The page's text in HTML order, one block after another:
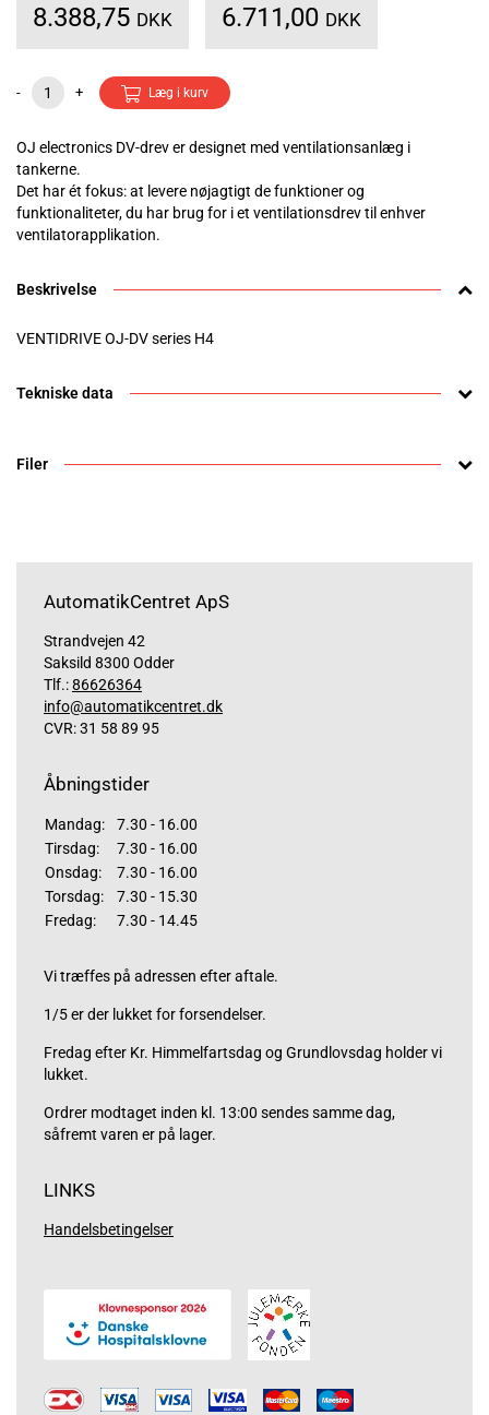
8.388,75 DKK 6.711,00 DKK
- + Læg i kurv
OJ electronics DV-drev er designet med ventilationsanlæg i
tankerne.
Det har ét fokus: at levere nøjagtigt de funktioner og
funktionaliteter, du har brug for i et ventilationsdrev til enhver
ventilatorapplikation.
Beskrivelse
VENTIDRIVE OJ-DV series H4
Tekniske data
Filer
AutomatikCentret ApS
Strandvejen 42
Saksild 8300 Odder
Tlf.:86626364
info@automatikcentret.dk
CVR: 31 58 89 95
Åbningstider
Mandag:
7.30 - 16.00
Tirsdag:
7.30 - 16.00
Onsdag:
7.30 - 16.00
Torsdag:
7.30 - 15.30
Fredag:
7.30 - 14.45
Vi træffes på adressen efter aftale.
1/5 er der lukket for forsendelser.
Fredag efter Kr. Himmelfartsdag og Grundlovsdag holder vi
lukket.
Ordrer modtaget inden kl. 13:00 sendes samme dag,
såfremt varen er på lager.
LINKS
Handelsbetingelser